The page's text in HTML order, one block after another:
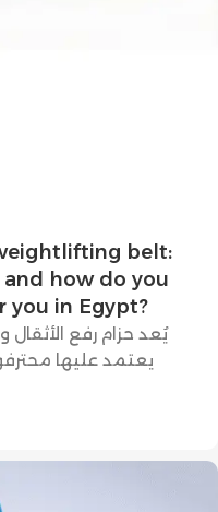
belt:
how do you
you in Egypt?
يُعد حزام رفع الأثقال
يعتمد عليها